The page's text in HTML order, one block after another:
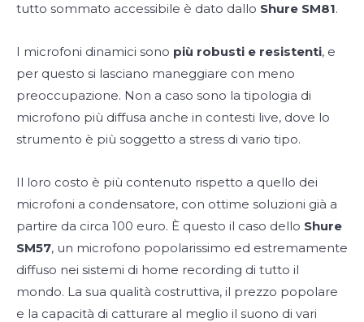
tutto sommato accessibile è dato dallo Shure SM81.
I microfoni dinamici sono più robusti e resistenti, e
per questo si lasciano maneggiare con meno
preoccupazione. Non a caso sono la tipologia di
microfono più diffusa anche in contesti live, dove lo
strumento è più soggetto a stress di vario tipo.
Il loro costo è più contenuto rispetto a quello dei
microfoni a condensatore, con ottime soluzioni già a
partire da circa 100 euro. È questo il caso dello Shure
SM57, un microfono popolarissimo ed estremamente
diffuso nei sistemi di home recording di tutto il
mondo. La sua qualità costruttiva, il prezzo popolare
e la capacità di catturare al meglio il suono di vari